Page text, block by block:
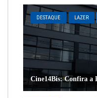
DESTAQUE LAZER
Cine14Bis: Confira a